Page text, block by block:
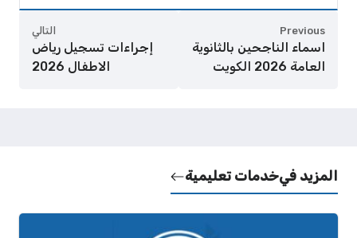
Previous
اسماء الناجحين بالثانوية
العامة 2026 الكويت
التالي
إجراءات تسجيل رياض
الاطفال 2026
المزيد فيخدمات تعليمية